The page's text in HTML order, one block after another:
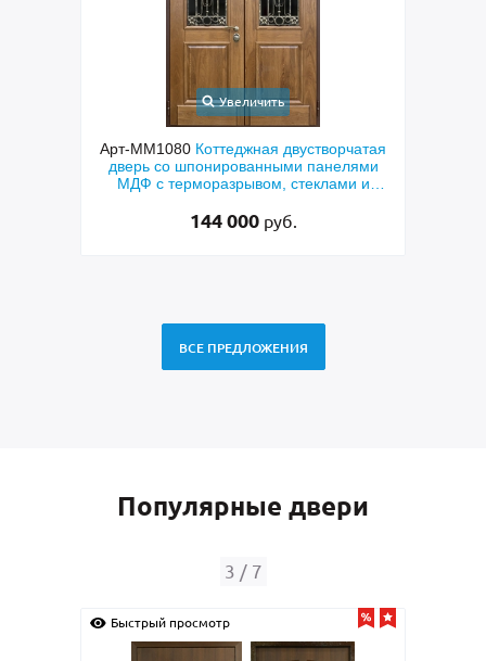
Увеличить
Арт-ММ1080 Коттеджная двустворчатая
дверь со шпонированными панелями
МДФ с терморазрывом, стеклами и
144 000 руб.
ВСЕ ПРЕДЛОЖЕНИЯ
Популярные двери
3 / 7
Быстрый просмотр